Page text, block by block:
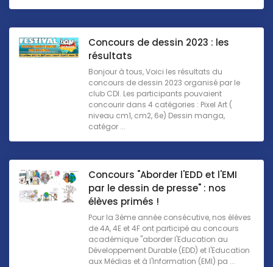
Concours de dessin 2023 : les
résultats
Bonjour à tous, Voici les résultats du
concours de dessin 2023 organisé par le
club CDI. Les participants pouvaient
concourir dans 4 catégories : Pixel Art (
niveau cm1, cm2, 6e) Dessin manga,
catégor ...
Concours "Aborder l'EDD et l'EMI
par le dessin de presse" : nos
élèves primés !
Pour la 3ème année consécutive, nos élèves
de 4A, 4E et 4F ont participé au concours
académique "aborder l'Education au
Développement Durable (EDD) et l'Education
aux Médias et à l'Information (EMI) pa ...